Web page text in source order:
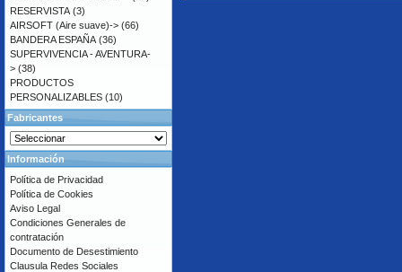
RESERVISTA (3)
AIRSOFT (Aire suave)-> (66)
BANDERA ESPAÑA (36)
SUPERVIVENCIA - AVENTURA-
> (38)
PRODUCTOS
PERSONALIZABLES (10)
Fabricantes
Información
Política de Privacidad
Política de Cookies
Aviso Legal
Condiciones Generales de
contratación
Documento de Desestimiento
Clausula Redes Sociales